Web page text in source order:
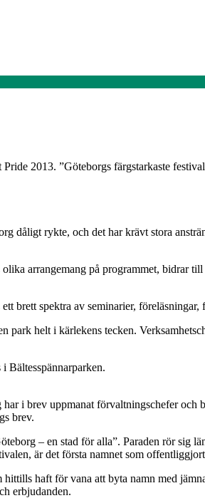
2013. ”Göteborgs färgstarkaste
dåligt rykte, och det har krävt stora
arrangemang på programmet, bidrar till
brett spektra av seminarier, föreläsningar,
helt i kärlekens tecken.
Bältesspännarparken.
i brev uppmanat förvaltningschefer och
brev.
– en stad för alla”. Paraden rör
är det första namnet som
haft för vana att byta namn med
erbjudanden.